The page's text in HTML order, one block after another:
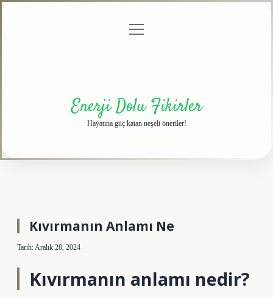
menüyü
Enerji Dolu Fikirler
Hayatına güç katan neşeli öneriler!
Kıvırmanın Anlamı Ne
Tarih: Aralık 28, 2024
Kıvırmanın anlamı nedir?